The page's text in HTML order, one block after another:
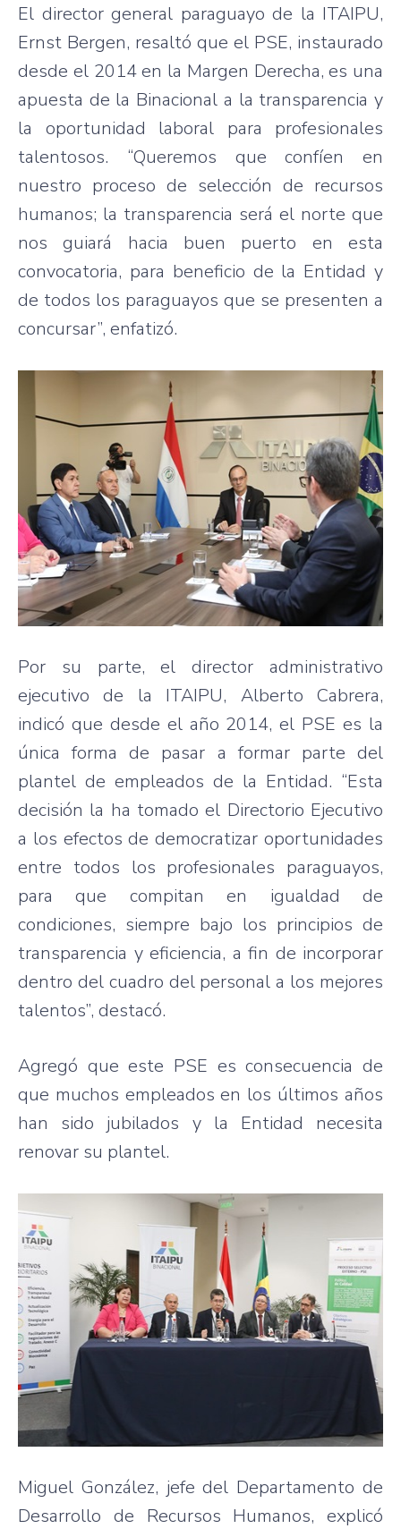
El director general paraguayo de la ITAIPU,
Ernst Bergen, resaltó que el PSE, instaurado
desde el 2014 en la Margen Derecha, es una
apuesta de la Binacional a la transparencia y
la oportunidad laboral para profesionales
talentosos. “Queremos que confíen en
nuestro proceso de selección de recursos
humanos; la transparencia será el norte que
nos guiará hacia buen puerto en esta
convocatoria, para beneficio de la Entidad y
de todos los paraguayos que se presenten a
concursar”, enfatizó.
Por su parte, el director administrativo
ejecutivo de la ITAIPU, Alberto Cabrera,
indicó que desde el año 2014, el PSE es la
única forma de pasar a formar parte del
plantel de empleados de la Entidad. “Esta
decisión la ha tomado el Directorio Ejecutivo
a los efectos de democratizar oportunidades
entre todos los profesionales paraguayos,
para que compitan en igualdad de
condiciones, siempre bajo los principios de
transparencia y eficiencia, a fin de incorporar
dentro del cuadro del personal a los mejores
talentos”, destacó.
Agregó que este PSE es consecuencia de
que muchos empleados en los últimos años
han sido jubilados y la Entidad necesita
renovar su plantel.
Miguel González, jefe del Departamento de
Desarrollo de Recursos Humanos, explicó